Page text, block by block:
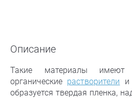
Описание
Такие материалы имеют
органические растворители и
образуется твердая пленка,